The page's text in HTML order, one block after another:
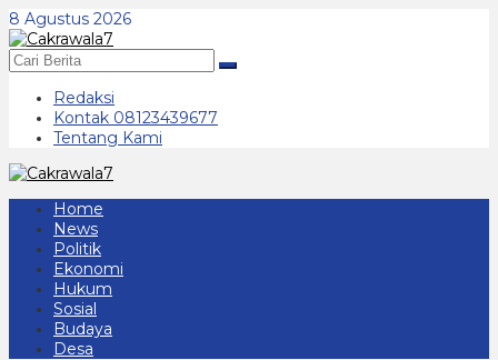
Lewati
ke
konten
8 Agustus 2026
Redaksi
Kontak 08123439677
Tentang Kami
Home
News
Politik
Ekonomi
Hukum
Sosial
Budaya
Desa